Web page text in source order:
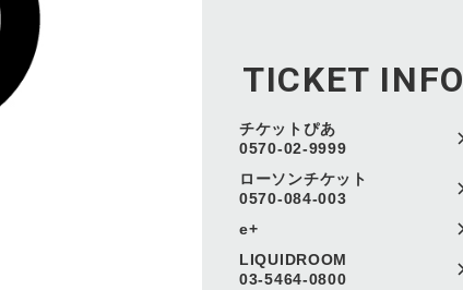
TICKET INFO
チケットぴあ
0570-02-9999
ローソンチケット
0570-084-003
e+
LIQUIDROOM
03-5464-0800